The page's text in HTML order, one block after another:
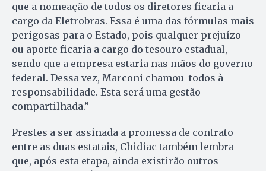
que a nomeação de todos os diretores ficaria a
cargo da Eletrobras. Essa é uma das fórmulas mais
perigosas para o Estado, pois qualquer prejuízo
ou aporte ficaria a cargo do tesouro estadual,
sendo que a empresa estaria nas mãos do governo
federal. Dessa vez, Marconi chamou todos à
responsabilidade. Esta será uma gestão
compartilhada.”
Prestes a ser assinada a promessa de contrato
entre as duas estatais, Chidiac também lembra
que, após esta etapa, ainda existirão outros